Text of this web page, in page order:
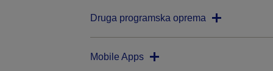
Druga programska oprema
Mobile Apps